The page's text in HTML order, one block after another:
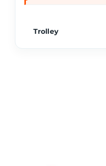
Trolley